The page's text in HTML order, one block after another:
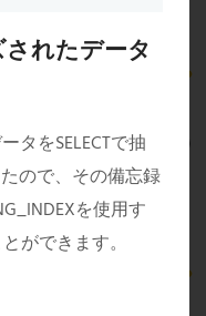
れたデータ
タをSELECTで抽
ので、その備忘録
を使用す
ができます。